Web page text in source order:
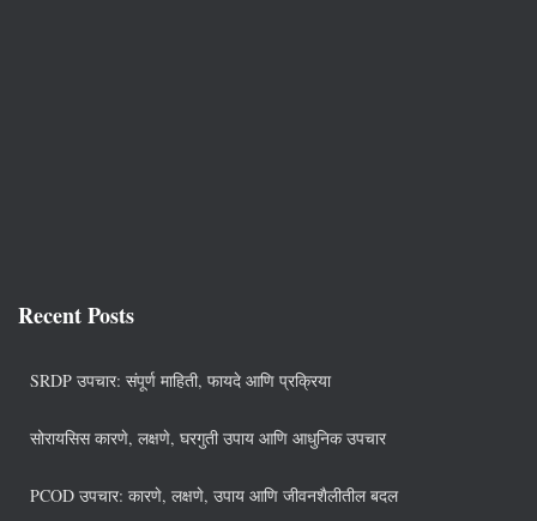
Recent Posts
SRDP उपचार: संपूर्ण माहिती, फायदे आणि प्रक्रिया
सोरायसिस कारणे, लक्षणे, घरगुती उपाय आणि आधुनिक उपचार
PCOD उपचार: कारणे, लक्षणे, उपाय आणि जीवनशैलीतील बदल